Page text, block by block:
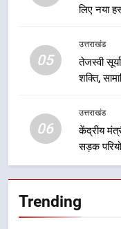
लिए नया
05
उत्तराखंड
तेजस्वी
शक्ति,
06
उत्तराखंड
केंद्रीय
सड़क
Trending
3